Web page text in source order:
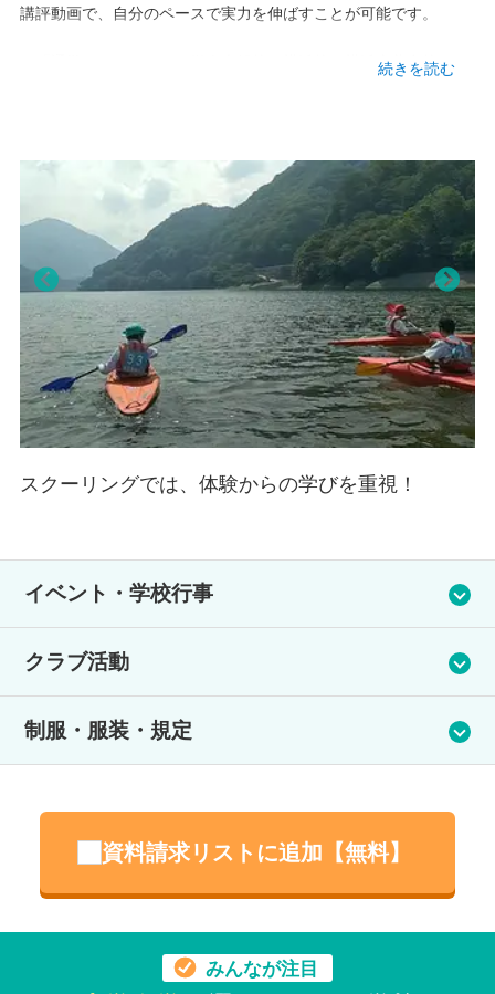
本校情報
動画
講評動画で、自分のペースで実力を伸ばすことが可能です。
・「通学コース」では、鎌倉大船校・横浜校・横浜青葉台校のい
・どちらのコースであっても、神奈川県の丹沢湖畔にある鹿島山
北高校での3泊4日のスクーリングを年に1回行います。通信制高
校であっても、集団行動や他人とのコミュニケーション、実体験
を重視した学びの機会は、とても重要だと考えています。
例えば「芸大に行きたい！」などやりたいことが明確な生徒は、
全日制の高校の生徒よりも自分の好きなことに使える時間が多い
ため、実力を磨いたり、自分の興味・関心を探究したりする時間
をたっぷりと確保できます。
続きを読む
Pre
viou
s
基本から丁寧に教えるので初心者も安心！
Nex
t
イベント・学校行事
スポーツ大会、芸大卒展ツアーなど、授業以外のイベントも多
クラブ活動
ませんが、生徒たちの希望によって新しく作ることは可能で
制服・服装・規定
資料請求リストに追加【無料】
みんなが注目